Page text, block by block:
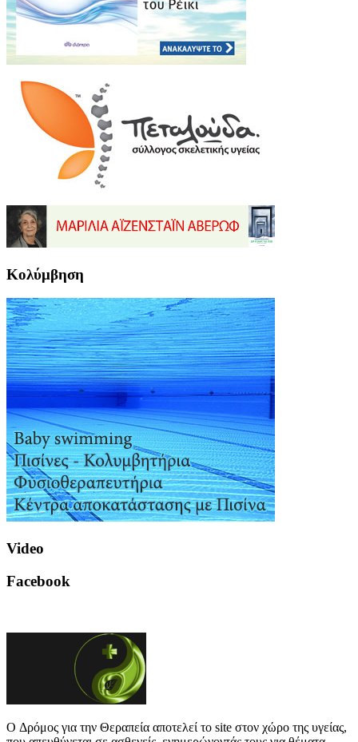
Κολύμβηση
Video
Facebook
O Δρόμος για την Θεραπεία αποτελεί το site στον χώρο της υγείας,